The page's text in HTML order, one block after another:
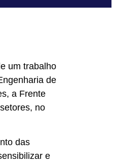
um trabalho
de
a Frente
no
das
e